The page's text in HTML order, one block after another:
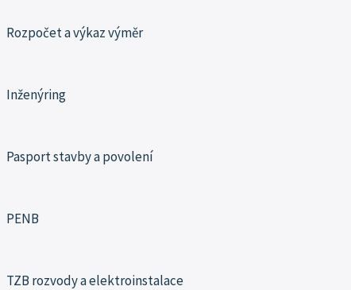
Rozpočet a výkaz výměr
Inženýring
Pasport stavby a povolení
PENB
TZB rozvody a elektroinstalace